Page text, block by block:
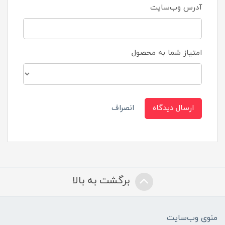
آدرس وب‌سایت
امتیاز شما به محصول
ارسال دیدگاه انصراف
برگشت به بالا
منوی وب‌سایت